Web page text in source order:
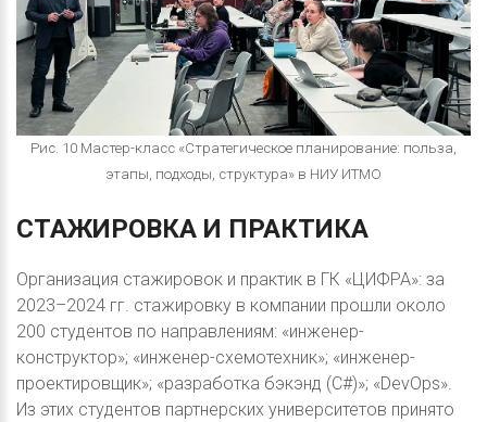
Рис. 10 Мастер-класс «Стратегическое планирование: польза,
этапы, подходы, структура» в НИУ ИТМО
СТАЖИРОВКА И ПРАКТИКА
Организация стажировок и практик в ГК «ЦИФРА»: за
2023–2024 гг. стажировку в компании прошли около
200 студентов по направлениям: «инженер-
конструктор»; «инженер-схемотехник»; «инженер-
проектировщик»; «разработка бэкэнд (C#)»; «DevOps».
Из этих студентов партнерских университетов принято